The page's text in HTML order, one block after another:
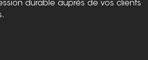
durable auprès de vos clients